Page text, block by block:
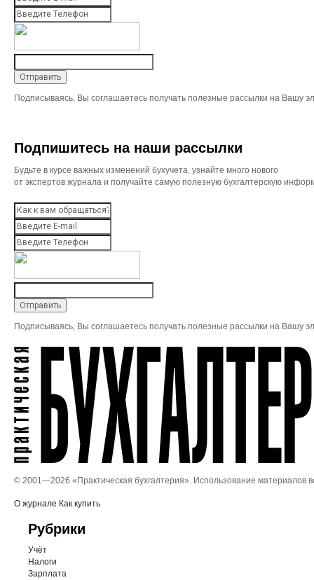
Подписываясь, Вы соглашаетесь получать полезные рассылки на Вашу
Подпишитесь на наши рассылки
Будьте в курсе важных изменений бухучета, узнайте много нового
от экспертов журнала и получайте самую полезную бухгалтерскую
Подписываясь, Вы соглашаетесь получать полезные рассылки на Вашу
© 2001—2026 «Практическая бухгалтерия». Использование
О журнале Как купить
Рубрики
Учёт
Налоги
Зарплата